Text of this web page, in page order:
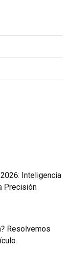
Inteligencia
Precisión
Resolvemos